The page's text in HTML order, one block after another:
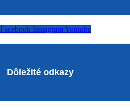
Facebook Instagram Youtube
Dôležité odkazy